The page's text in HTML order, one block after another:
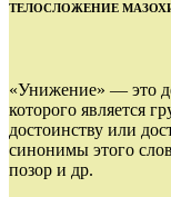
ТЕЛОСЛОЖЕНИЕ
«Унижение» — это
которого является
достоинству или
синонимы этого
позор и др.